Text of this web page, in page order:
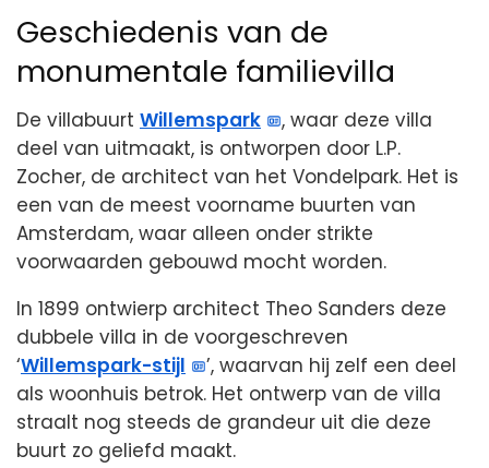
Geschiedenis van de
monumentale familievilla
De villabuurt Willemspark
, waar deze villa
deel van uitmaakt, is ontworpen door L.P.
Zocher, de architect van het Vondelpark. Het is
een van de meest voorname buurten van
Amsterdam, waar alleen onder strikte
voorwaarden gebouwd mocht worden.
In 1899 ontwierp architect Theo Sanders deze
dubbele villa in de voorgeschreven
‘Willemspark-stijl
’, waarvan hij zelf een deel
als woonhuis betrok. Het ontwerp van de villa
straalt nog steeds de grandeur uit die deze
buurt zo geliefd maakt.